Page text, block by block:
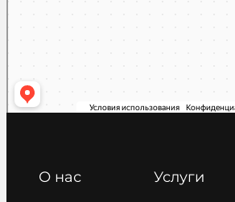
О нас Услуги